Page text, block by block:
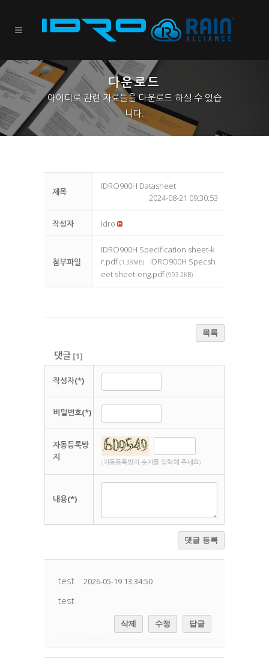
다운로드
아이디로 관련 자료들을 다운로드 하실 수 있습
니다.
제목
IDRO900H Datasheet
2024-08-21 09:30:53
작성자 idro
첨부파일
IDRO900H Specification sheet-k
r.pdf(1.38MB)
IDRO900H Specsh
eet sheet-eng.pdf(993.2KB)
목록
댓글 [1]
작성자(*)
비밀번호(*)
자동등록방
지
(자동등록방지 숫자를 입력해 주세요)
내용(*)
댓글 등록
test 2026-05-19 13:34:50
test
삭제 수정 답글